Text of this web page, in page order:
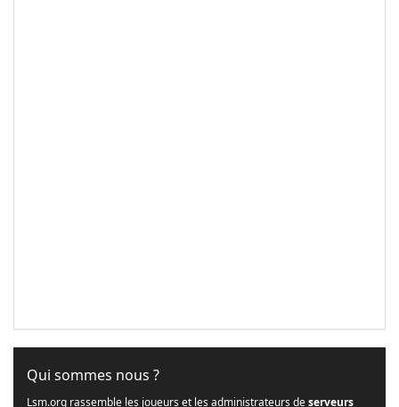
Qui sommes nous ?
Lsm.org rassemble les joueurs et les administrateurs deserveurs